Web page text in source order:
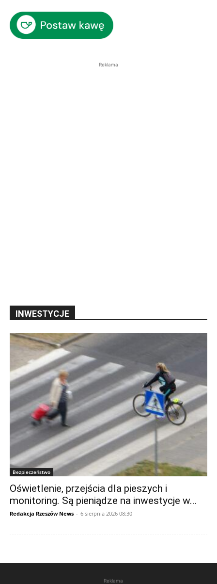
Reklama
INWESTYCJE
Bezpieczeństwo
Oświetlenie, przejścia dla pieszych i
monitoring. Są pieniądze na inwestycje w...
Redakcja Rzeszów News - 6 sierpnia 2026 08:30
Reklama